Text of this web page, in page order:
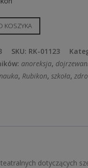
KOSZYKA
SKU: RK-01123
anoreksja,
, Rubikon, szkoła,
dotyczących